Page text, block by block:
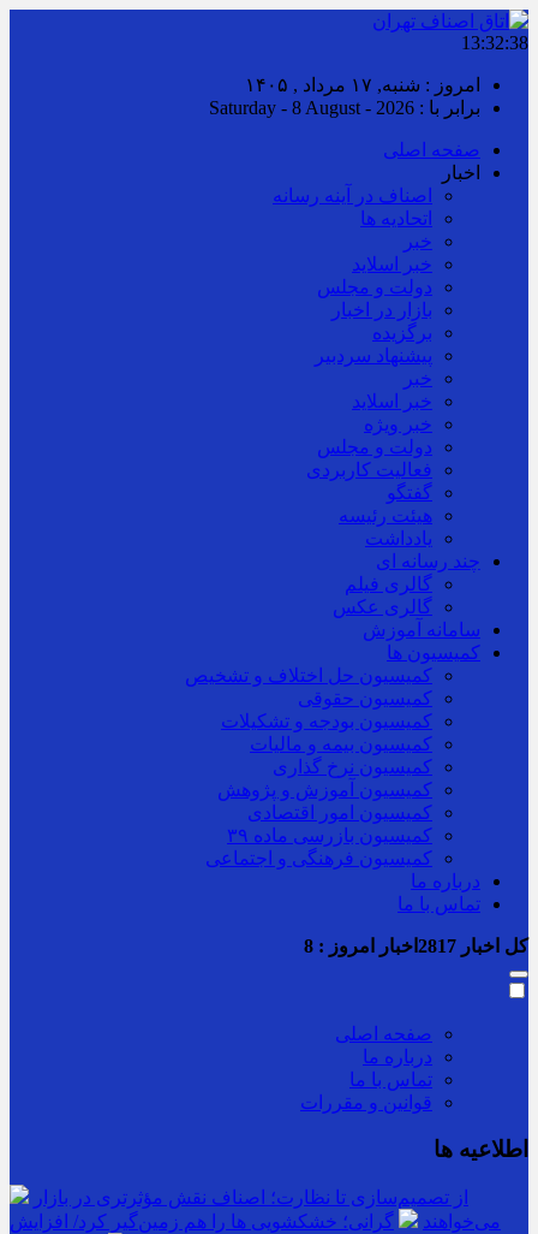
13:32:38
امروز : شنبه, ۱۷ مرداد , ۱۴۰۵
برابر با : Saturday - 8 August - 2026
صفحه اصلی
اخبار
اصناف در آینه رسانه
اتحادیه ها
خبر
خبر اسلايد
دولت و مجلس
بازار در اخبار
برگزیده
پیشنهاد سردبیر
خبر
خبر اسلايد
خبر ویژه
دولت و مجلس
فعالیت کاربردی
گفتگو
هیئت رئیسه
یادداشت
چند رسانه ای
گالری فیلم
گالری عکس
سامانه آموزش
کمیسیون ها
کمیسیون حل اختلاف و تشخیص
کمیسیون حقوقی
کمیسیون بودجه و تشکیلات
کمیسیون بیمه و مالیات
کمیسیون نرخ گذاری
کمیسیون آموزش و پژوهش
کمیسیون امور اقتصادی
کمیسیون بازرسی ماده ۳۹
کمیسیون فرهنگی و اجتماعی
درباره ما
تماس با ما
کل اخبار اخبار امروز : 8
صفحه اصلی
درباره ما
تماس با ما
قوانین و مقررات
اطلاعیه ها
از تصمیم‌سازی تا نظارت؛ اصناف نقش مؤثرتری در بازار
می‌خواهند
گرانی؛ خشکشویی‌ ها را هم زمین‌گیر کرد/ افزایش